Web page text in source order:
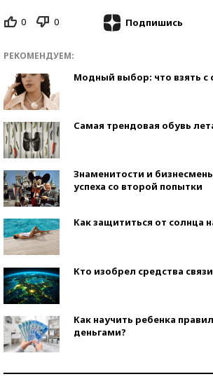
0 0 Подпишись
РЕКОМЕНДУЕМ:
Модный выбор: что взять с
Самая трендовая обувь
Знаменитости и
успеха со второй попытки
Как защититься от солнца
Кто изобрел средства
Как научить ребенка
деньгами?